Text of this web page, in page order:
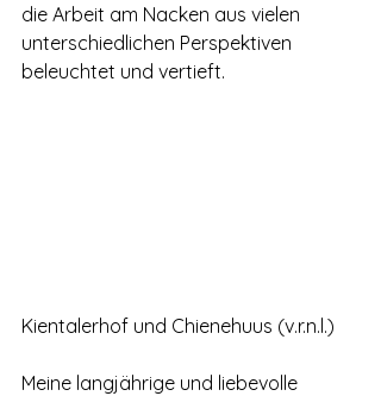
die Arbeit am Nacken aus vielen
unterschiedlichen Perspektiven
beleuchtet und vertieft.
Kientalerhof und Chienehuus (v.r.n.l.)
Meine langjährige und liebevolle